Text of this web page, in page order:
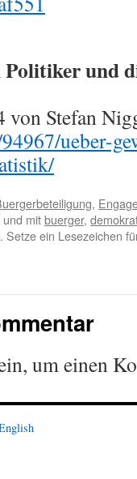
Politiker und
Stefan
ueber-
,
mitbuerger,
Setze ein Lesezeichen
um einen